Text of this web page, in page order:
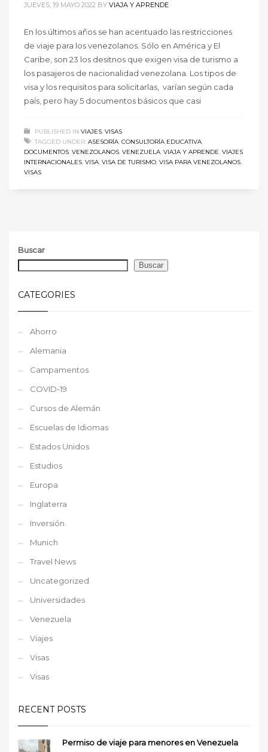
JUEVES, 19 MAYO 2022 BY VIAJA Y APRENDE
En los últimos años se han acentuado las restricciones
de viaje para los venezolanos. Sólo en América y El
Caribe, son 23 los desitnos que exigen visa de turismo a
los pasajeros de nacionalidad venezolana. Los tipos de
visa y los requisitos para solicitarlas, varían según cada
país, pero hay 5 documentos básicos que casi
PUBLISHED IN VIAJES, VISAS
TAGGED UNDER: ASESORÍA, CONSULTORÍA EDUCATIVA,
DOCUMENTOS, VENEZOLANOS, VENEZUELA, VIAJA Y APRENDE, VIAJES
INTERNACIONALES, VISA, VISA DE TURISMO, VISA PARA VENEZOLANOS,
VISAS
Buscar
Buscar
CATEGORIES
Ahorro
Alemania
Campamentos
COVID-19
Cursos de Alemán
Escuelas de Idiomas
Estados Unidos
Estudios
Europa
Inglaterra
Inversión
Munich
Travel News
Uncategorized
Universidades
Venezuela
Viajes
Visas
Visas
RECENT POSTS
Permiso de viaje para menores en Venezuela